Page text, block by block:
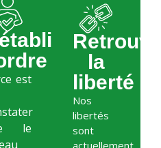
est
le
la
liberté
Nos
libertés
sont
actuellement